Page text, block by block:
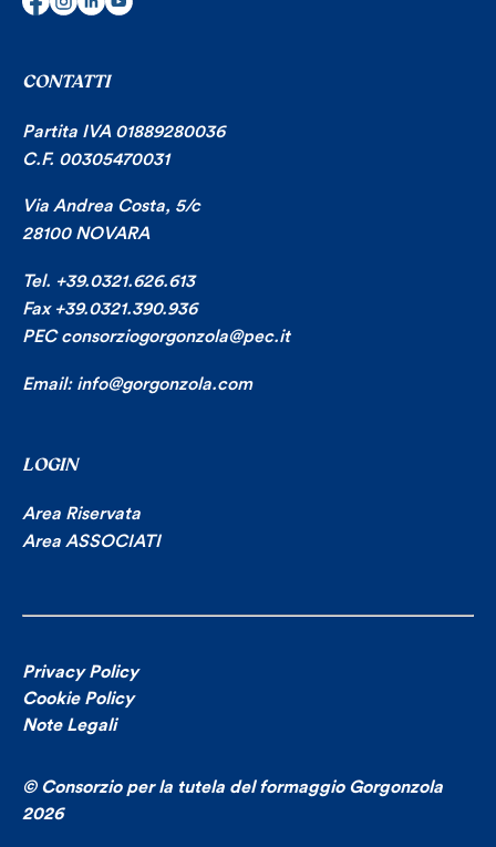
CONTATTI
Partita IVA 01889280036
C.F. 00305470031
Via Andrea Costa, 5/c
28100 NOVARA
Tel. +39.0321.626.613
Fax +39.0321.390.936
PEC consorziogorgonzola@pec.it
Email: info@gorgonzola.com
LOGIN
Area Riservata
Area ASSOCIATI
Privacy Policy
Cookie Policy
Note Legali
© Consorzio per la tutela del formaggio Gorgonzola
2026